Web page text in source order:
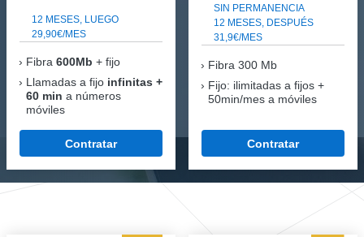
12 MESES, LUEGO
29,90€/MES
Fibra 600Mb + fijo
Llamadas a fijo infinitas +
60 min a números
móviles
Contratar
SIN PERMANENCIA
12 MESES, DESPUÉS
31,9€/MES
Fibra 300 Mb
Fijo: ilimitadas a fijos +
50min/mes a móviles
Contratar